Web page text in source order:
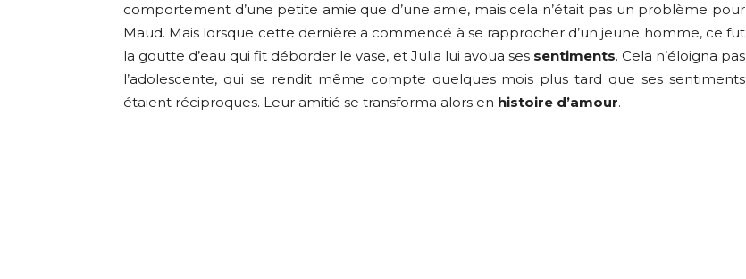
comportement d’une petite amie que d’une amie, mais cela n’était pas un problème pour
Maud. Mais lorsque cette dernière a commencé à se rapprocher d’un jeune homme, ce fut
la goutte d’eau qui fit déborder le vase, et Julia lui avoua ses sentiments. Cela n’éloigna pas
l’adolescente, qui se rendit même compte quelques mois plus tard que ses sentiments
étaient réciproques. Leur amitié se transforma alors en histoire d’amour.